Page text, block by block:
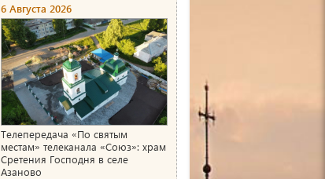
6 Августа 2026
Телепередача «По святым
местам» телеканала «Союз»: храм
Сретения Господня в селе
Азаново